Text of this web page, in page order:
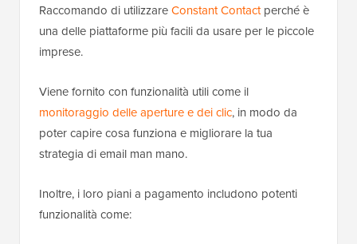
Raccomando di utilizzareConstant Contactperché è
una delle piattaforme più facili da usare per le piccole
imprese.
Viene fornito con funzionalità utili come il
monitoraggio delle aperture e dei clic, in modo da
poter capire cosa funziona e migliorare la tua
strategia di email man mano.
Inoltre, i loro piani a pagamento includono potenti
funzionalità come: